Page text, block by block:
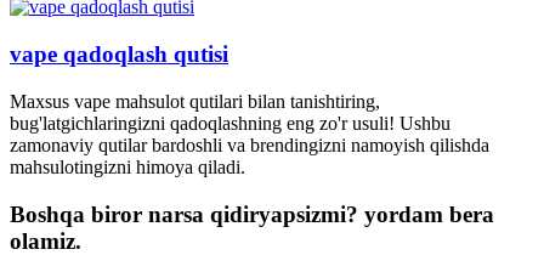
vape qadoqlash qutisi
Maxsus vape mahsulot qutilari bilan tanishtiring,
bug'latgichlaringizni qadoqlashning eng zo'r usuli! Ushbu
zamonaviy qutilar bardoshli va brendingizni namoyish qilishda
mahsulotingizni himoya qiladi.
Boshqa biror narsa qidiryapsizmi? yordam bera
olamiz.